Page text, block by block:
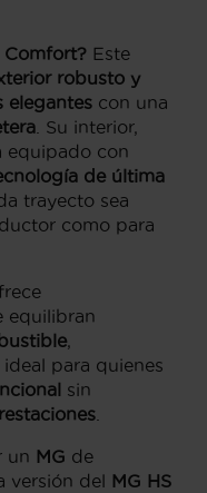
Comfort? Este
robusto y
elegantes con una
. Su interior,
equipado con
de última
trayecto sea
como para
equilibran
para quienes
sin
un MG de
versión del MG HS